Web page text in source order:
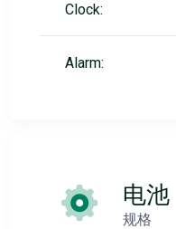
Clock:
Alarm:
电池
规格